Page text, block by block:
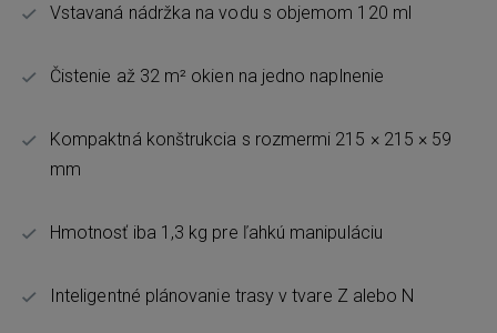
Vstavaná nádržka na vodu s objemom 120 ml
Čistenie až 32 m² okien na jedno naplnenie
Kompaktná konštrukcia s rozmermi 215 × 215 × 59
mm
Hmotnosť iba 1,3 kg pre ľahkú manipuláciu
Inteligentné plánovanie trasy v tvare Z alebo N